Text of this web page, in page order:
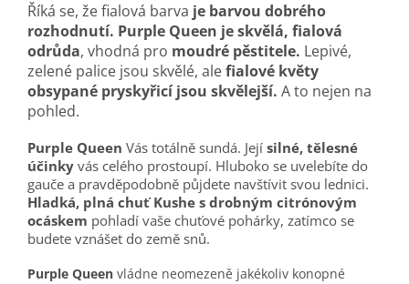
Říká se, že fialová barva je barvou dobrého
rozhodnutí. Purple Queen je skvělá, fialová
odrůda, vhodná pro moudré pěstitele. Lepivé,
zelené palice jsou skvělé, alefialové květy
obsypané pryskyřicí jsou skvělejší. A to nejen na
pohled.
Purple Queen Vás totálně sundá. Její silné, tělesné
účinky vás celého prostoupí. Hluboko se uvelebíte do
gauče a pravděpodobně půjdete navštívit svou lednici.
Hladká, plná chuť Kushe s drobným citrónovým
ocáskem pohladí vaše chuťové pohárky, zatímco se
budete vznášet do země snů.
Purple Queen vládne neomezeně jakékoliv konopné